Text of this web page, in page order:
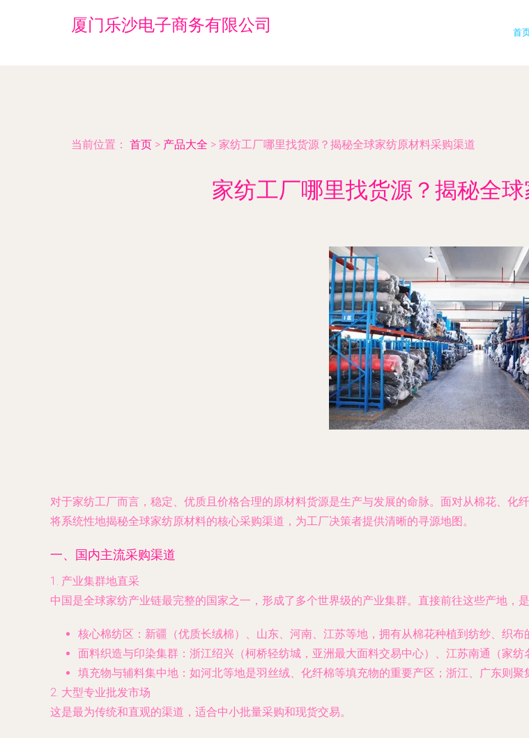
厦门乐沙电子商务有限公司 首
当前位置： 首页 > 产品大全 > 家纺工厂哪里找货源？揭秘全球家纺原材料采购渠道
家纺工厂哪里找货源？揭秘全
对于家纺工厂而言，稳定、优质且价格合理的原材料货源是生产与发展的命脉。面对从棉花、
将系统性地揭秘全球家纺原材料的核心采购渠道，为工厂决策者提供清晰的寻源地图。
一、国内主流采购渠道
1. 产业集群地直采
中国是全球家纺产业链最完整的国家之一，形成了多个世界级的产业集群。直接前往这些产地，
核心棉纺区 ：新疆（优质长绒棉）、山东、河南、江苏等地，拥有从棉花种植到纺纱、织布
面料织造与印染集群 ：浙江绍兴（柯桥轻纺城，亚洲最大面料交易中心）、江苏南通（家
填充物与辅料集中地 ：如河北等地是羽丝绒、化纤棉等填充物的重要产区；浙江、广东则
2. 大型专业批发市场
这是最为传统和直观的渠道，适合中小批量采购和现货交易。